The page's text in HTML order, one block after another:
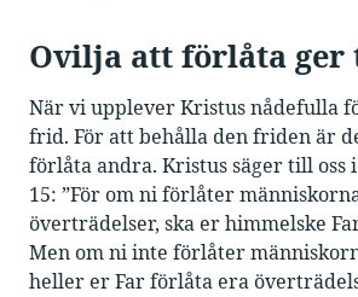
Ovilja att förlåta ger
När vi upplever Kristus nådefulla
frid. För att behålla den friden är
förlåta andra. Kristus säger till oss
15: ”För om ni förlåter
överträdelser, ska er himmelske
Men om ni inte förlåter
heller er Far förlåta era